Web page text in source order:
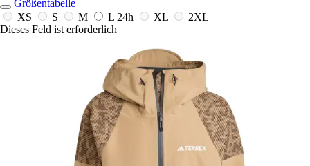
Größentabelle
XS
S M L 24h XL
2XL
Dieses Feld ist erforderlich